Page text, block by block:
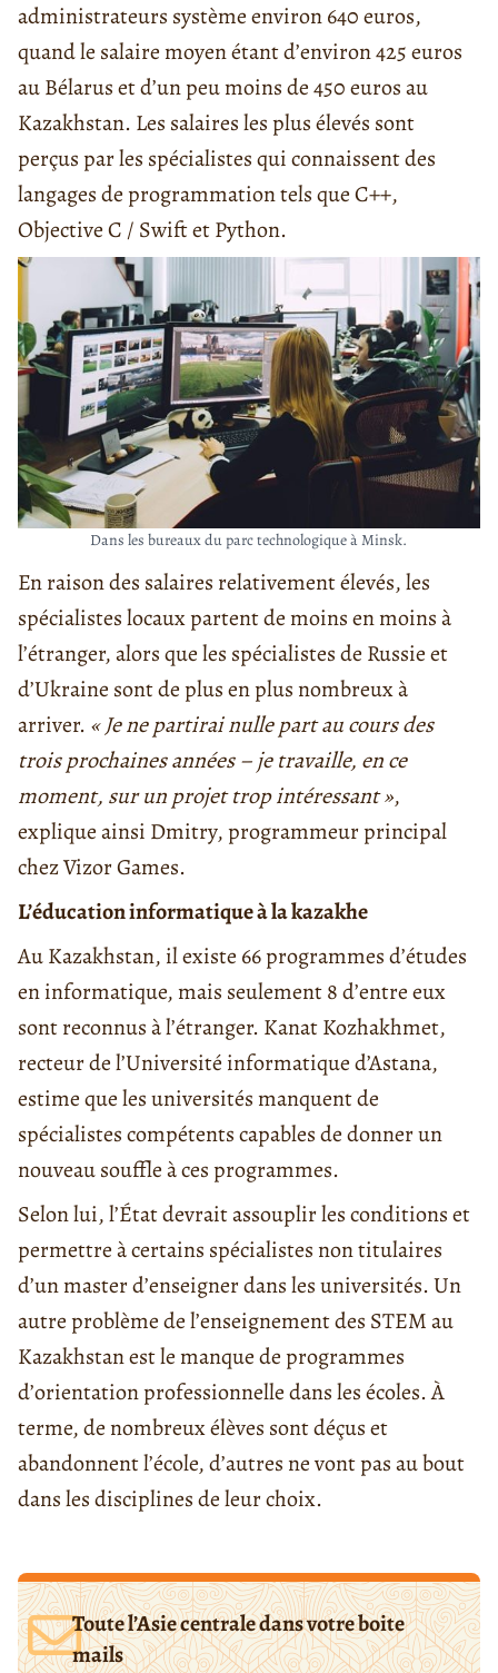
administrateurs système environ 640 euros,
quand le salaire moyen étant d’environ 425 euros
au Bélarus et d’un peu moins de 450 euros au
Kazakhstan. Les salaires les plus élevés sont
perçus par les spécialistes qui connaissent des
langages de programmation tels que C++,
Objective C / Swift et Python.
Dans les bureaux du parc technologique à Minsk.
En raison des salaires relativement élevés, les
spécialistes locaux partent de moins en moins à
l’étranger, alors que les spécialistes de Russie et
d’Ukraine sont de plus en plus nombreux à
arriver. « Je ne partirai nulle part au cours des
trois prochaines années – je travaille, en ce
moment, sur un projet trop intéressant »,
explique ainsi Dmitry, programmeur principal
chez Vizor Games.
L’éducation informatique à la kazakhe
Au Kazakhstan, il existe 66 programmes d’études
en informatique, mais seulement 8 d’entre eux
sont reconnus à l’étranger. Kanat Kozhakhmet,
recteur de l’Université informatique d’Astana,
estime que les universités manquent de
spécialistes compétents capables de donner un
nouveau souffle à ces programmes.
Selon lui, l’État devrait assouplir les conditions et
permettre à certains spécialistes non titulaires
d’un master d’enseigner dans les universités. Un
autre problème de l’enseignement des STEM au
Kazakhstan est le manque de programmes
d’orientation professionnelle dans les écoles. À
terme, de nombreux élèves sont déçus et
abandonnent l’école, d’autres ne vont pas au bout
dans les disciplines de leur choix.
Toute l’Asie centrale dans votre boite
mails